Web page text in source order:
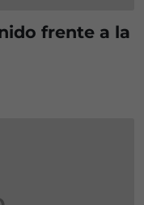
frente a la